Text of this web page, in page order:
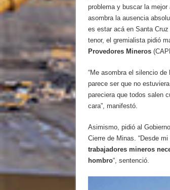
problema y buscar la
asombra la ausencia
es estar acá en Santa
tenor, el gremialista pidió
Provedores Mineros
“Me asombra el silencio
parece ser que no
pareciera que todos salen
cara”, manifestó.
Asimismo, pidió al
Cierre de Minas. “Desde
trabajadores mineros
hombro“, sentenció.